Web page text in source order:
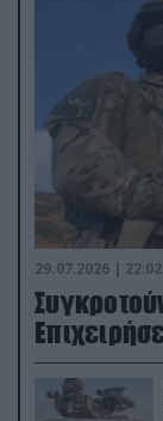
29.07.2026 | 22:02